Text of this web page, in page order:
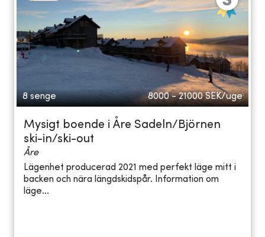
8 senge 8000 - 21000 SEK/uge
Mysigt boende i Åre Sadeln/Björnen
ski-in/ski-out
Åre
Lägenhet producerad 2021 med perfekt läge mitt i
backen och nära längdskidspår. Information om
läge...